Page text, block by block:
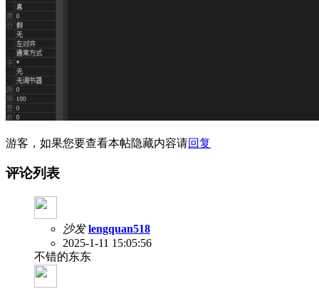
游客，如果您要查看本帖隐藏内容请回复
评论列表
沙发 lengquan518
2025-1-11 15:05:56
不错的东东